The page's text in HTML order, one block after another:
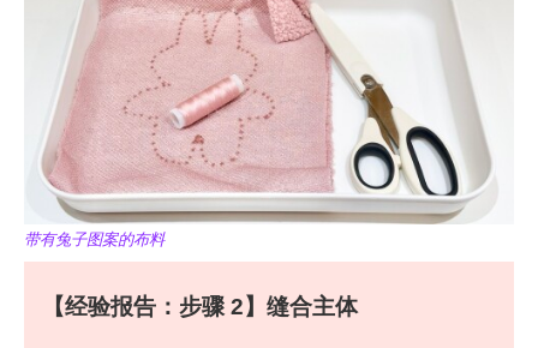
带有兔子图案的布料
【经验报告：步骤 2】缝合主体